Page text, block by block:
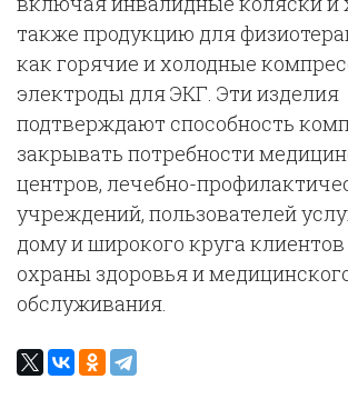
также продукцию для
как горячие и холодные
электроды для ЭКГ. Эти изделия
подтверждают способность
закрывать потребности
центров, лечебно-
учреждений, пользователей
дому и широкого круга
охраны здоровья и
обслуживания.